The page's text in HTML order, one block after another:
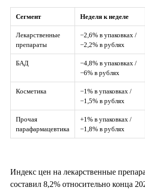
Сегмент Неделя к неделе
Лекарственные
препараты
−2,6% в упаковках /
−2,2% в рублях
БАД
−4,8% в упаковках /
−6% в рублях
Косметика
−1% в упаковках /
−1,5% в рублях
Прочая
парафармацевтика
+1% в упаковках /
−1,8% в рублях
Индекс цен на лекарственные
составил 8,2% относительно конца